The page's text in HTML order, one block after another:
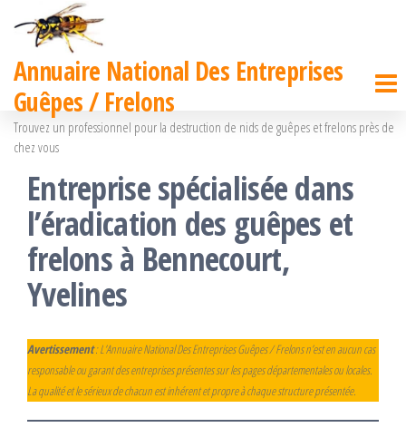
Passer
contenu
Annuaire National Des Entreprises
Guêpes / Frelons
Trouvez un professionnel pour la destruction de nids de guêpes et frelons près de
chez vous
Entreprise spécialisée dans
l’éradication des guêpes et
frelons à Bennecourt,
Yvelines
Avertissement: L’Annuaire National Des Entreprises Guêpes / Frelons n’est en aucun cas
responsable ou garant des entreprises présentes sur les pages départementales ou locales.
La qualité et le sérieux de chacun est inhérent et propre à chaque structure présentée.